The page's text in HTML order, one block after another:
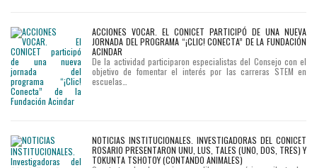
ACCIONES VOCAR. EL CONICET PARTICIPÓ DE UNA NUEVA
JORNADA DEL PROGRAMA “¡CLIC! CONECTA” DE LA FUNDACIÓN
ACINDAR
De la actividad participaron especialistas del Consejo con el
objetivo de fomentar el interés por las carreras STEM en
escuelas…
NOTICIAS INSTITUCIONALES. INVESTIGADORAS DEL CONICET
ROSARIO PRESENTARON UNU, LUS, TALES (UNO, DOS, TRES) Y
TOKUNTA TSHOTOY (CONTANDO ANIMALES)